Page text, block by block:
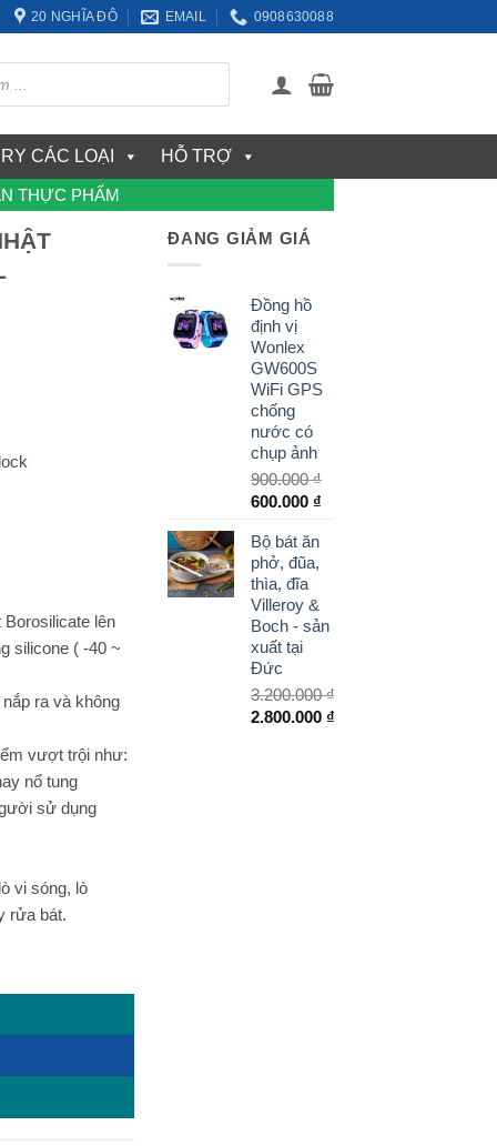
20 NGHĨA ĐÔ EMAIL 0908630088
CÁC LOẠI HỖ TRỢ
THỰC PHẨM
Borosilicate lên
silicone ( -40 ~
ra và không
vượt trội như:
nổ tung
sử dụng
vi sóng, lò
rửa bát.
LLG428B 630ML số lượng
ĐANG GIẢM GIÁ
Đồng hồ
định vị
Wonlex
GW600S
WiFi GPS
chống
nước có
chụp ảnh
900.000₫
Giá
là:
900.000 ₫.
600.000 ₫
Bộ bát ăn
phở, đũa,
thìa, đĩa
Villeroy &
Boch - sản
xuất tại
Đức
3.200.000₫
Giá
2.800.000 ₫